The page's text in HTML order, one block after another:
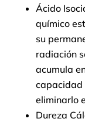
Ácido
químico
su
radiación
acumula
capacidad
eliminarlo
Dureza